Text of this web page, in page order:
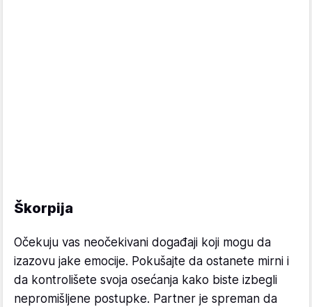
Škorpija
Očekuju vas neočekivani događaji koji mogu da
izazovu jake emocije. Pokušajte da ostanete mirni i
da kontrolišete svoja osećanja kako biste izbegli
nepromišljene postupke. Partner je spreman da